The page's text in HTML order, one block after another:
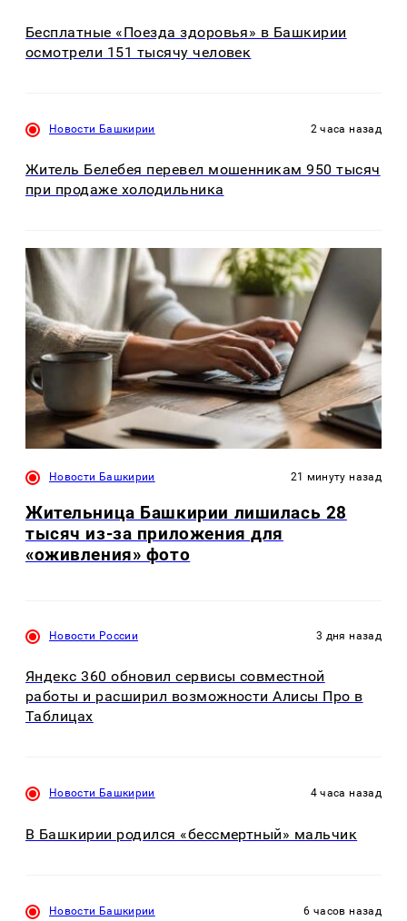
Бесплатные «Поезда здоровья» в Башкирии
осмотрели 151 тысячу человек
Новости Башкирии 2 часа назад
Житель Белебея перевел мошенникам 950 тысяч
при продаже холодильника
Новости Башкирии 21 минуту назад
Жительница Башкирии лишилась 28
тысяч из-за приложения для
«оживления» фото
Новости России 3 дня назад
Яндекс 360 обновил сервисы совместной
работы и расширил возможности Алисы Про в
Таблицах
Новости Башкирии 4 часа назад
В Башкирии родился «бессмертный» мальчик
Новости Башкирии 6 часов назад